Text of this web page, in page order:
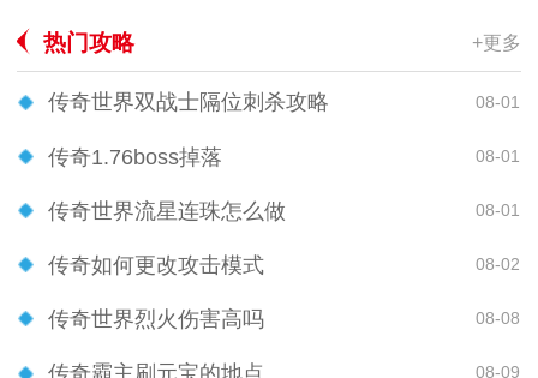
热门攻略 +更多
传奇世界双战士隔位刺杀攻略 08-01
传奇1.76boss掉落 08-01
传奇世界流星连珠怎么做 08-01
传奇如何更改攻击模式 08-02
传奇世界烈火伤害高吗 08-08
传奇霸主刷元宝的地点 08-09